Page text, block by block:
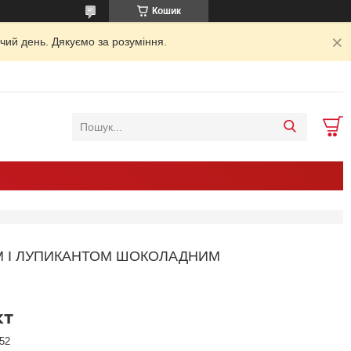
Кошик
день. Дякуємо за розуміння.
І ЛУПИКАНТОМ ШОКОЛАДНИМ
52